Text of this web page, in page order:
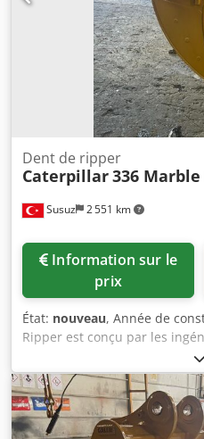
Susuz 2 551 km
Dent de ripper
Caterpillar336
prix
État: nouveau, Année de
Ripper est conçu par les
l'extraction de blocs de
des aciers résistants à
les blocs de marbre. Pour
veuillez nous contacter